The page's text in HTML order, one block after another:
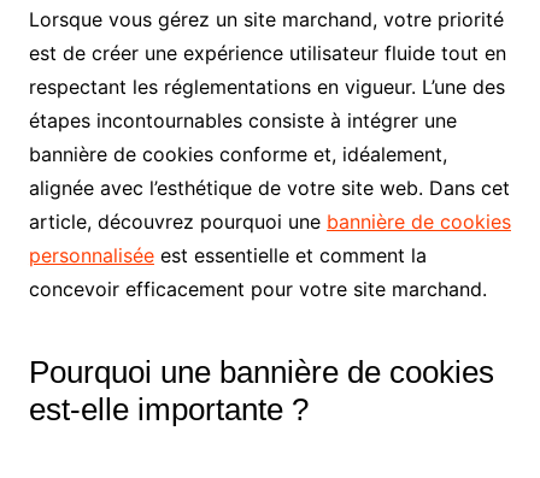
Lorsque vous gérez un site marchand, votre priorité
est de créer une expérience utilisateur fluide tout en
respectant les réglementations en vigueur. L’une des
étapes incontournables consiste à intégrer une
bannière de cookies conforme et, idéalement,
alignée avec l’esthétique de votre site web. Dans cet
article, découvrez pourquoi une bannière de cookies
personnaliséeest essentielle et comment la
concevoir efficacement pour votre site marchand.
Pourquoi une bannière de cookies
est-elle importante ?